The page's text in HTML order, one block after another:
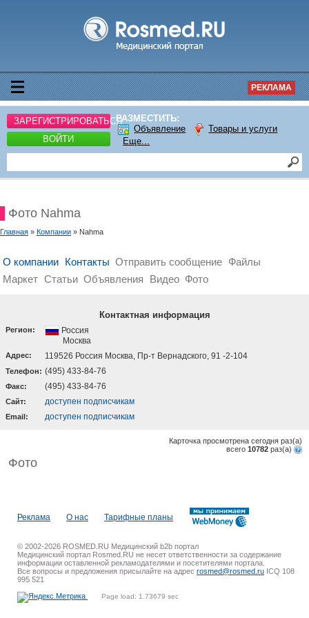
РЕКЛАМА
ЗАРЕГИСТРИРОВАТЬСЯ
ВОЙТИ
РАЗМЕСТИТЬ:
Объявление
Товары и услуги
Еще...
Фото Nahma
Главная » Компании » Nahma
О компании Контакты Отправить сообщение Файлы
Маркет Статьи Объявления Видео Фото
Контактная информация
Регион:
Россия
Москва
Адрес: 119526 Россия Москва, Пр-т Вернадского, 91 -2-104
Телефон: (495) 433-84-76
Факс: (495) 433-84-76
Cайт: доступен подписчикам
Email: доступен подписчикам
Карточка просмотрена сегодня раз(a)
всего 10782 раз(a)
Фото
Реклама О нас Тарифные планы
© 2002-2026 ROSMED.RU Медицинский b2b портал
Медицинский портал Rosmed.RU не несет ответственности за содержание
информации оставленной рекламодателями и посетителями портала.
Все вопросы и предложения присылайте на адрес rosmed@rosmed.ru ICQ 108
995 521
Page load: 1.73679 sec